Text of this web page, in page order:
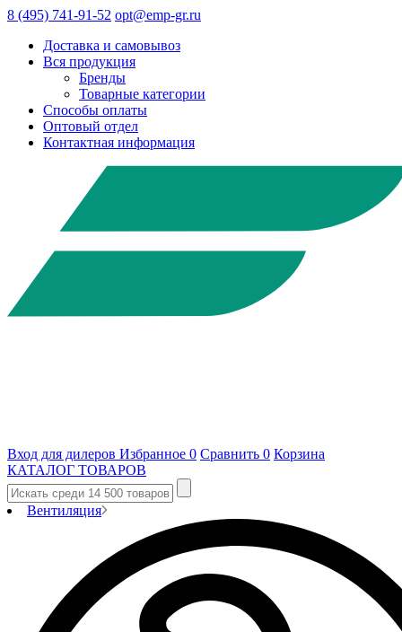
8 (495) 741-91-52 opt@emp-gr.ru
Доставка и самовывоз
Вся продукция
Бренды
Товарные категории
Способы оплаты
Оптовый отдел
Контактная информация
Вход для дилеров Избранное 0 Сравнить 0 Корзина
КАТАЛОГ ТОВАРОВ
Вентиляция